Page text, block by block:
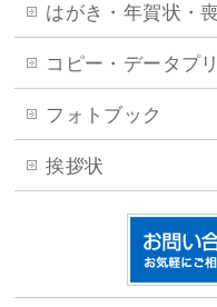
はがき・年賀状・
コピー・データプ
フォトブック
挨拶状